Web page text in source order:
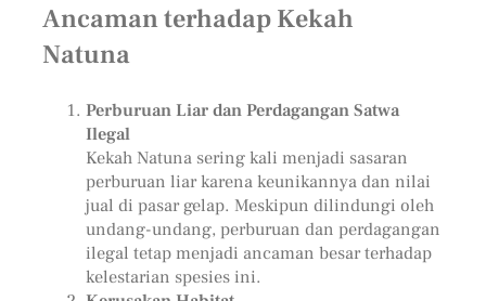
Ancaman terhadap Kekah
Natuna
Perburuan Liar dan Perdagangan Satwa
Ilegal
Kekah Natuna sering kali menjadi sasaran
perburuan liar karena keunikannya dan nilai
jual di pasar gelap. Meskipun dilindungi oleh
undang-undang, perburuan dan perdagangan
ilegal tetap menjadi ancaman besar terhadap
kelestarian spesies ini.